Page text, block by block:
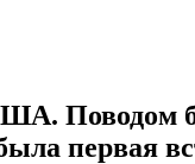
Поводом
первая